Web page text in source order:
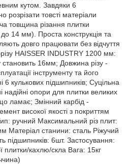
кутом. Завдяки 6
розрізати товсті матеріали
товщина різання плитки
14 мм). Проста конструкція та
довго працювати без відчуття
HAISSER INDUSTRY 1200 мм:
16мм; Довжина різу -
інструменту та його
кулькових підшипників; Суцільна
опори для плитки великих
ламає; Змінний карбід -
високої якості з покриттям
ручний Максимальний різ плит:
Матеріал станини: сталь Ріжучий
підшипників: 6шт. Застосування:
плитки/кахлю/скла Вага: 15кг